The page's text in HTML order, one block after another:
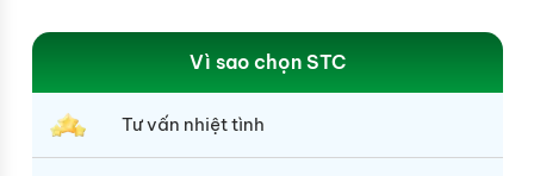
Vì sao chọn STC
Tư vấn nhiệt tình